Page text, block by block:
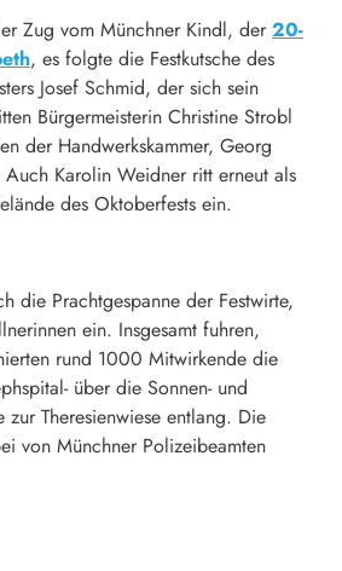
Zug vom Münchner Kindl, der 20-
, es folgte die Festkutsche des
Josef Schmid, der sich sein
Bürgermeisterin Christine Strobl
der Handwerkskammer, Georg
Karolin Weidner ritt erneut als
des Oktoberfests ein.
die Prachtgespanne der Festwirte,
ein. Insgesamt fuhren,
rund 1000 Mitwirkende die
über die Sonnen- und
zur Theresienwiese entlang. Die
von Münchner Polizeibeamten